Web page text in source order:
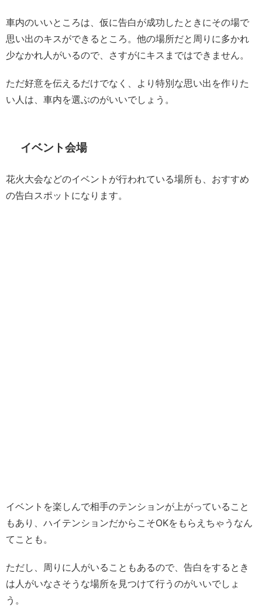
車内のいいところは、仮に告白が成功したときにその場で
思い出のキスができるところ。他の場所だと周りに多かれ
少なかれ人がいるので、さすがにキスまではできません。
ただ好意を伝えるだけでなく、より特別な思い出を作りた
い人は、車内を選ぶのがいいでしょう。
イベント会場
花火大会などのイベントが行われている場所も、おすすめ
の告白スポットになります。
イベントを楽しんで相手のテンションが上がっていること
もあり、ハイテンションだからこそOKをもらえちゃうなん
てことも。
ただし、周りに人がいることもあるので、告白をするとき
は人がいなさそうな場所を見つけて行うのがいいでしょ
う。